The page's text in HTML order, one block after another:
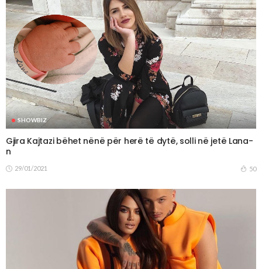
SHOWBIZ
Gjira Kajtazi bëhet nënë për herë të dytë, solli në jetë Lana-
n
29/01/2021 50